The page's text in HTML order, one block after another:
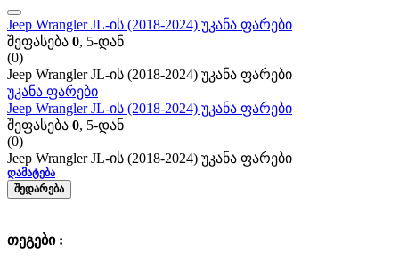
Jeep Wrangler JL-ის (2018-2024) უკანა ფარები
შეფასება 0, 5-დან
(0)
Jeep Wrangler JL-ის (2018-2024) უკანა ფარები
უკანა ფარები
Jeep Wrangler JL-ის (2018-2024) უკანა ფარები
შეფასება 0, 5-დან
(0)
Jeep Wrangler JL-ის (2018-2024) უკანა ფარები
ᲓᲐᲛᲐᲢᲔᲑᲐ
ᲨᲔᲓᲐᲠᲔᲑᲐ
თეგები :